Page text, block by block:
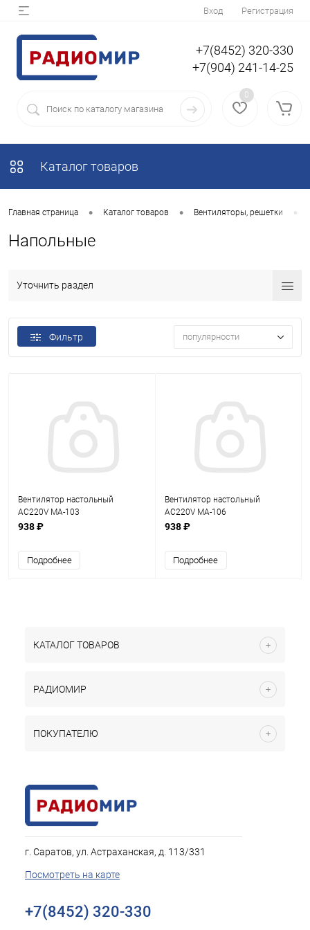
Вход Регистрация
+7(8452) 320-330
+7(904) 241-14-25
0
Каталог товаров
Главная страница • Каталог товаров • Вентиляторы, решетки •
Напольные
Уточнить раздел
Фильтр популярности
Вентилятор настольный
AC220V MA-103
938 ₽
Подробнее
Вентилятор настольный
AC220V MA-106
938 ₽
Подробнее
КАТАЛОГ ТОВАРОВ
РАДИОМИР
ПОКУПАТЕЛЮ
г. Саратов, ул. Астраханская, д. 113/331
Посмотреть на карте
+7(8452) 320-330